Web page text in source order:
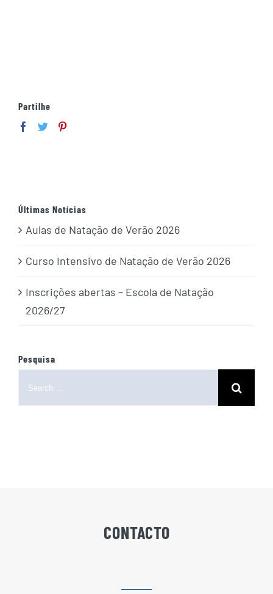
Partilhe
Últimas Notícias
Aulas de Natação de Verão 2026
Curso Intensivo de Natação de Verão 2026
Inscrições abertas – Escola de Natação
2026/27
Pesquisa
CONTACTO